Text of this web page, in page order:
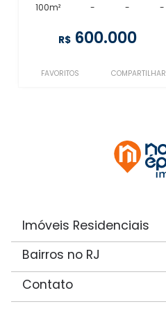
100m² - - -
R$ 600.000
FAVORITOS COMPARTILHAR
Imóveis Residenciais
Bairros no RJ
Contato